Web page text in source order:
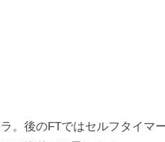
。後のFTではセルフタイマ